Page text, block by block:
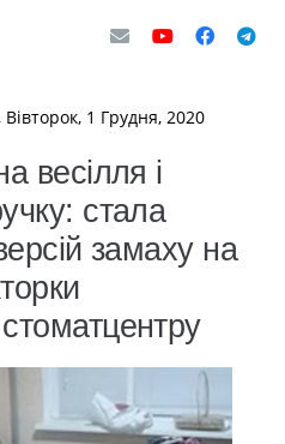
Вівторок, 1 Грудня, 2020
весілля і
стала
замаху на